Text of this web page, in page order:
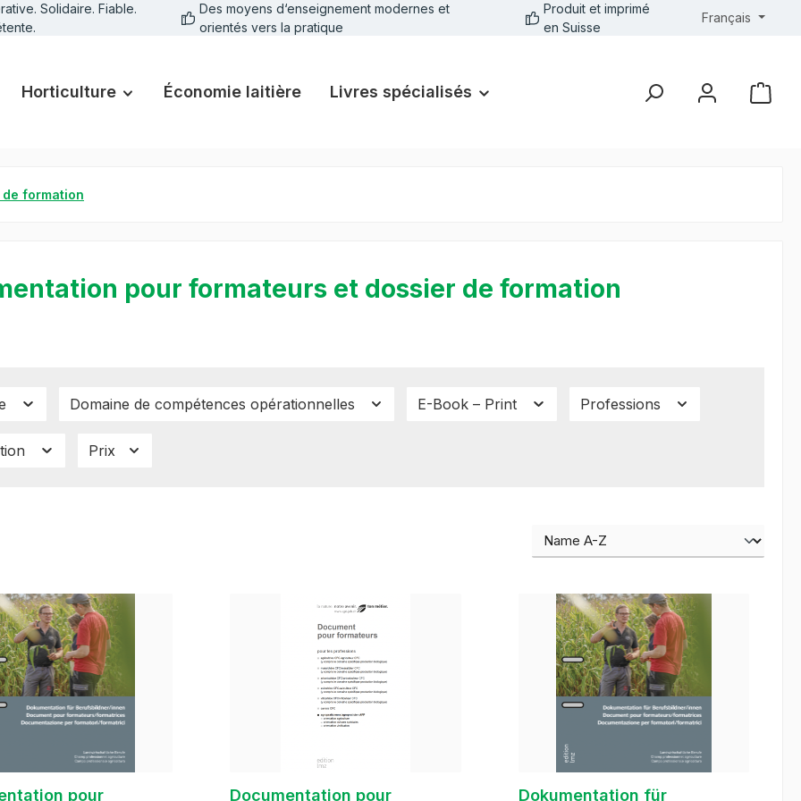
Solidaire. Fiable.
Des moyens d‘enseignement modernes et
orientés vers la pratique
Produit et imprimé
en Suisse
Français
Horticulture Économie laitière Livres spécialisés
formation
pour formateurs et dossier de formation
Domaine de compétences opérationnelles E-Book – Print Professions
Prix
pour
Documentation pour
Dokumentation für